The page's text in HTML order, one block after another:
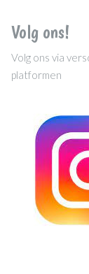
Volg ons!
Volg ons via
platformen